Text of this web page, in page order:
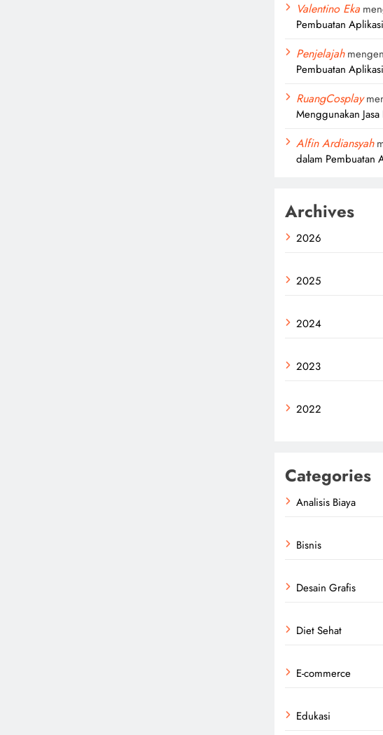
Valentino Eka
Pembuatan Aplikasi
Penjelajah
Pembuatan Aplikasi
RuangCosplay
Menggunakan
Alfin Ardiansyah
dalam Pembuatan
Archives
2026
2025
2024
2023
2022
Categories
Analisis Biaya
Bisnis
Desain Grafis
Diet Sehat
E-commerce
Edukasi